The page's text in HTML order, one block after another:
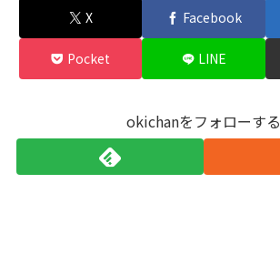
X Facebook
Pocket LINE
okichanをフォローする